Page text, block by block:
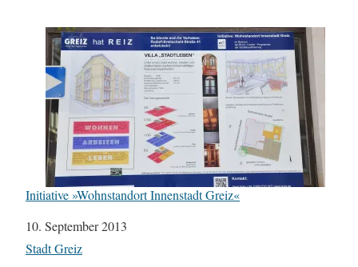
Initiative »Wohnstandort Innenstadt Greiz«
Datum
10. September 2013
In Bezug auf
Stadt Greiz